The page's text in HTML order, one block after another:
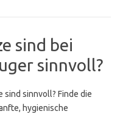
sind bei
sinnvoll?
sinnvoll? Finde die
hygienische